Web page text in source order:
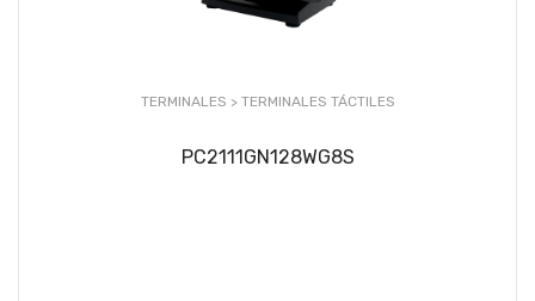
TERMINALES > TERMINALES TÁCTILES
PC2111GN128WG8S